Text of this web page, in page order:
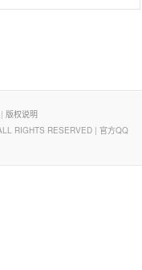
| 版权说明
RIGHTS RESERVED | 官方QQ